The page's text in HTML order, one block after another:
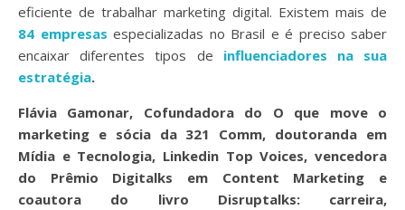
eficiente de trabalhar marketing digital. Existem mais de
84 empresas especializadas no Brasil e é preciso saber
encaixar diferentes tipos de influenciadores na sua
estratégia.
Flávia Gamonar, Cofundadora do O que move o
marketing e sócia da 321 Comm, doutoranda em
Mídia e Tecnologia, Linkedin Top Voices, vencedora
do Prêmio Digitalks em Content Marketing e
coautora do livro Disruptalks: carreira,